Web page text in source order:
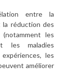
entre la
réduction des
(notamment les
les maladies
les
améliorer